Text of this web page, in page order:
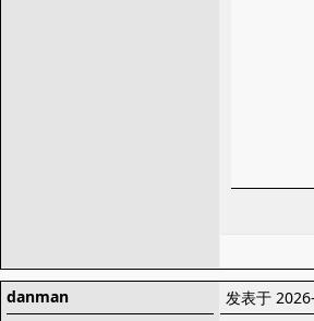
danman
发表于